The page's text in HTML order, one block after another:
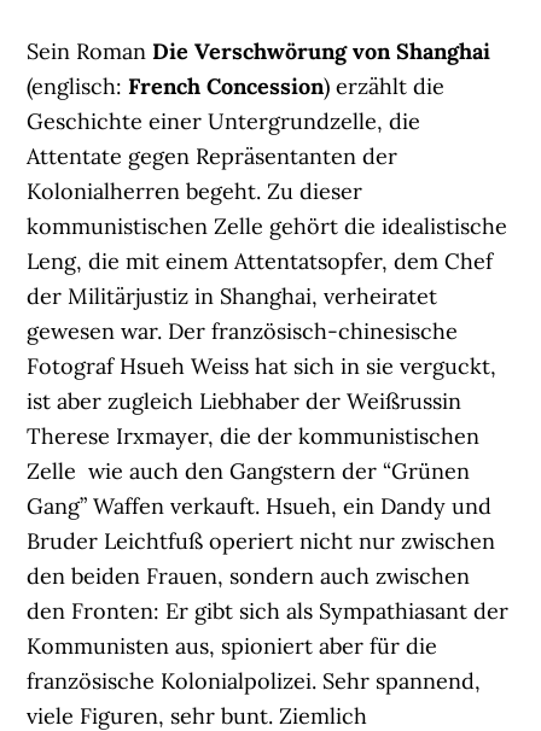
Sein RomanDie Verschwörung von Shanghai
(englisch:French Concession) erzählt die
Geschichte einer Untergrundzelle, die
Attentate gegen Repräsentanten der
Kolonialherren begeht. Zu dieser
kommunistischen Zelle gehört die idealistische
Leng, die mit einem Attentatsopfer, dem Chef
der Militärjustiz in Shanghai, verheiratet
gewesen war. Der französisch-chinesische
Fotograf Hsueh Weiss hat sich in sie verguckt,
ist aber zugleich Liebhaber der Weißrussin
Therese Irxmayer, die der kommunistischen
Zelle wie auch den Gangstern der “Grünen
Gang” Waffen verkauft. Hsueh, ein Dandy und
Bruder Leichtfuß operiert nicht nur zwischen
den beiden Frauen, sondern auch zwischen
den Fronten: Er gibt sich als Sympathiasant der
Kommunisten aus, spioniert aber für die
französische Kolonialpolizei. Sehr spannend,
viele Figuren, sehr bunt. Ziemlich